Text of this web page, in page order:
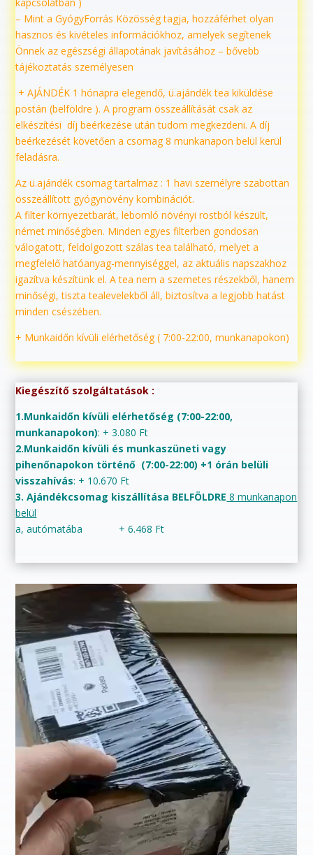
– Mint a GyógyForrás Közösség tagja, hozzáférhet olyan
hasznos és kivételes információkhoz, amelyek segítenek
Önnek az egészségi állapotának javításához – bővebb
tájékoztatás személyesen
+ AJÁNDÉK 1 hónapra elegendő, ü.ajándék tea kiküldése
postán (belföldre ). A program összeállítását csak az
elkészítési díj beérkezése után tudom megkezdeni. A díj
beérkezését követően a csomag 8 munkanapon belül kerül
feladásra.
Az ü.ajándék csomag tartalmaz : 1 havi személyre szabottan
összeállított gyógynövény kombinációt.
A filter környezetbarát, lebomló növényi rostból készült,
német minőségben. Minden egyes filterben gondosan
válogatott, feldolgozott szálas tea található, melyet a
megfelelő hatóanyag-mennyiséggel, az aktuális napszakhoz
igazítva készítünk el. A tea nem a szemetes részekből, hanem
minőségi, tiszta tealevelekből áll, biztosítva a legjobb hatást
minden csészében.
+ Munkaidőn kívüli elérhetőség ( 7:00-22:00, munkanapokon)
Kiegészítő szolgáltatások :
1.Munkaidőn kívüli elérhetőség (7:00-22:00,
munkanapokon): + 3.080 Ft
2.Munkaidőn kívüli és munkaszüneti vagy
pihenőnapokon történő (7:00-22:00) +1 órán belüli
visszahívás: + 10.670 Ft
3. Ajándékcsomag kiszállítása BELFÖLDRE 8 munkanapon
belül
a, autómatába + 6.468 Ft